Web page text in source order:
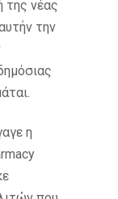
της νέας
την
η